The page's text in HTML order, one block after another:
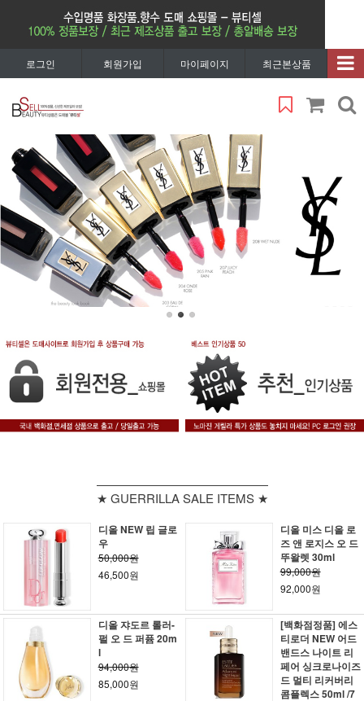
로그인 회원가입 마이페이지 최근본상품
★ GUERRILLA SALE ITEMS ★
디올 NEW 립 글로
우
50,000원
46,500원
디올 미스 디올 로
즈 앤 로지스 오 드
뚜왈렛 30ml
99,000원
92,000원
디올 쟈도르 롤러-
펄 오 드 퍼퓸 20m
l
94,000원
85,000원
[백화점정품] 에스
티로더 NEW 어드
밴드스 나이트 리
페어 싱크로나이즈
드 멀티 리커버리
콤플렉스 50ml /7